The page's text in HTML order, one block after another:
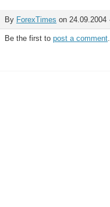
By ForexTimes on 24.09.2004
Be the first to post a comment.